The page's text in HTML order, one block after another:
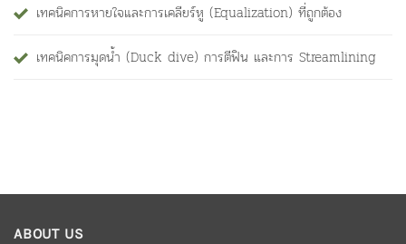
เทคนิคการหายใจและการเคลียร์หู (Equalization) ที่ถูกต้อง
เทคนิคการมุดน้ำ (Duck dive) การตีฟิน และการ Streamlining
ABOUT US